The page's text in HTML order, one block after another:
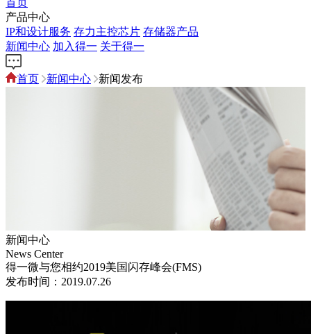
首页
产品中心
IP和设计服务 存力主控芯片 存储器产品
新闻中心 加入得一 关于得一
首页 新闻中心 新闻发布
新闻中心
News Center
得一微与您相约2019美国闪存峰会(FMS)
发布时间：2019.07.26